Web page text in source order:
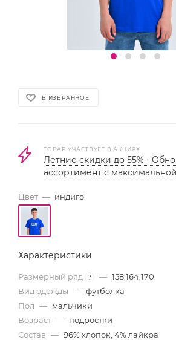
В ИЗБРАННОЕ
ТОВАР УЧАСТВУЕТ В АКЦИЯХ
Летние скидки до 55% -
ассортимент с
Цвет — индиго
Характеристики
Размерный ряд ? — 158,164,170
Вид одежды — футболка
Пол — мальчики
Возраст — подростки
Состав — 96% хлопок, 4% лайкра